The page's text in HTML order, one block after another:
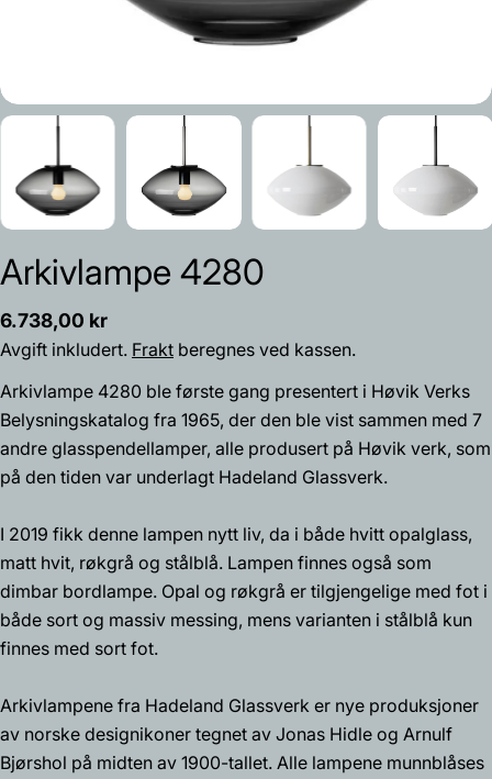
Arkivlampe 4280
Vanlig
pris
6.738,00 kr
Avgift inkludert. Frakt beregnes ved kassen.
Arkivlampe 4280 ble første gang presentert i Høvik Verks
Belysningskatalog fra 1965, der den ble vist sammen med 7
andre glasspendellamper, alle produsert på Høvik verk, som
på den tiden var underlagt Hadeland Glassverk.
I 2019 fikk denne lampen nytt liv, da i både hvitt opalglass,
matt hvit, røkgrå og stålblå. Lampen finnes også som
dimbar bordlampe. Opal og røkgrå er tilgjengelige med fot i
både sort og massiv messing, mens varianten i stålblå kun
finnes med sort fot.
Arkivlampene fra Hadeland Glassverk er nye produksjoner
av norske designikoner tegnet av Jonas Hidle og Arnulf
Bjørshol på midten av 1900-tallet. Alle lampene munnblåses
Spør et spørsmål
Navnet
ditt